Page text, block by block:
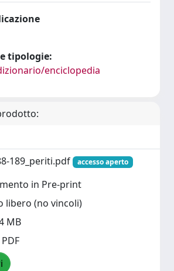
tipologie:
enciclopedia
189_periti.pdf
accesso aperto
in Pre-print
libero (no vincoli)
MB